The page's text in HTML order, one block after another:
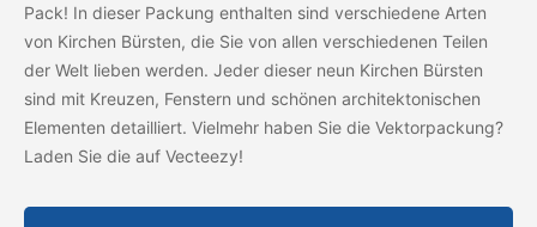
Pack! In dieser Packung enthalten sind verschiedene Arten
von Kirchen Bürsten, die Sie von allen verschiedenen Teilen
der Welt lieben werden. Jeder dieser neun Kirchen Bürsten
sind mit Kreuzen, Fenstern und schönen architektonischen
Elementen detailliert. Vielmehr haben Sie die Vektorpackung?
Laden Sie die auf Vecteezy!